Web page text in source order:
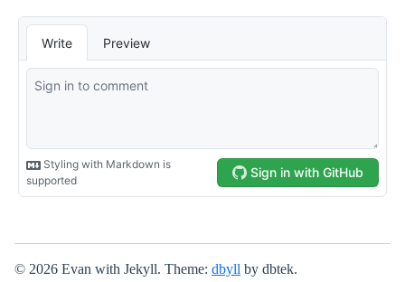
© 2026 Evan with Jekyll. Theme: dbyll by dbtek.